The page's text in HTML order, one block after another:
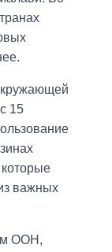
15
важных
ООН,